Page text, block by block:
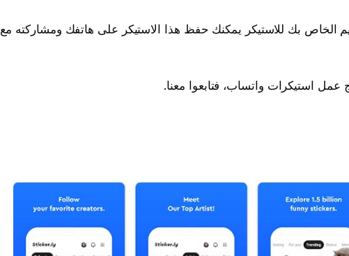
الخاص بك للاستيكر يمكنك حفظ هذا الاستيكر على هاتفك ومشاركته مع
عمل استيكرات واتساب، فتابعوا معنا.